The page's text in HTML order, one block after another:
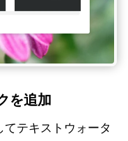
を追加
てテキストウォータ